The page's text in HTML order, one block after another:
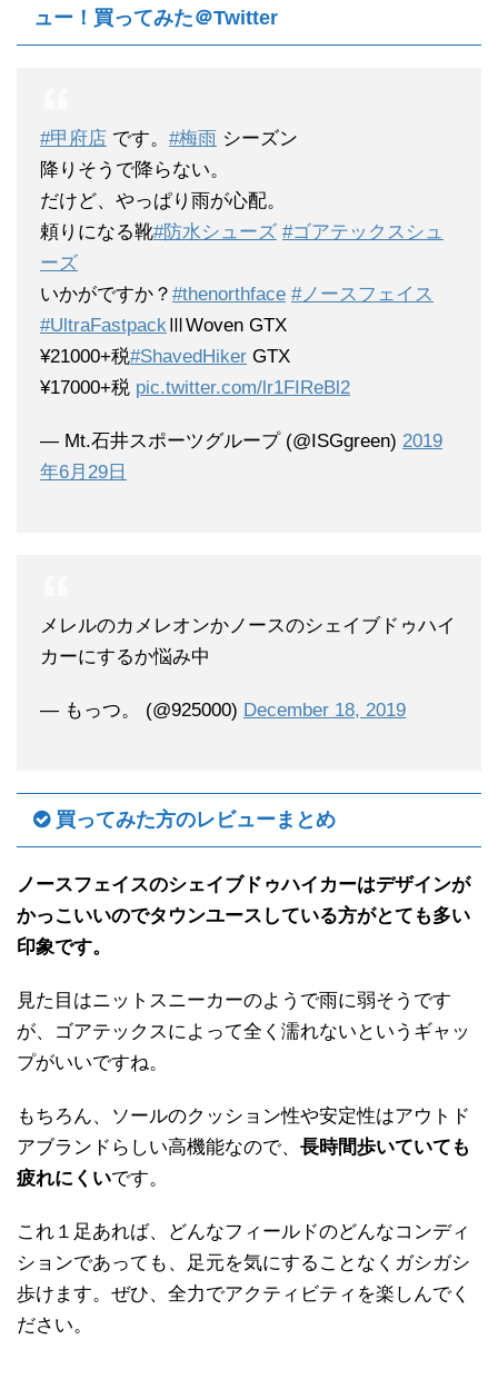
ュー！買ってみた＠Twitter
#甲府店 です。 #梅雨 シーズン
降りそうで降らない。
だけど、やっぱり雨が心配。
頼りになる靴#防水シューズ #ゴアテックスシュ
ーズ
いかがですか？ #thenorthface #ノースフェイス
#UltraFastpack ⅢWoven GTX
¥21000+税#ShavedHiker GTX
¥17000+税 pic.twitter.com/lr1FIReBl2
— Mt.石井スポーツグループ (@ISGgreen) 2019
年6月29日
メレルのカメレオンかノースのシェイブドゥハイ
カーにするか悩み中
— もっつ。 (@925000) December 18, 2019
買ってみた方のレビューまとめ
ノースフェイスのシェイブドゥハイカーはデザインが
かっこいいのでタウンユースしている方がとても多い
印象です。
見た目はニットスニーカーのようで雨に弱そうです
が、ゴアテックスによって全く濡れないというギャッ
プがいいですね。
もちろん、ソールのクッション性や安定性はアウトド
アブランドらしい高機能なので、 長時間歩いていても
疲れにくいです。
これ１足あれば、どんなフィールドのどんなコンディ
ションであっても、足元を気にすることなくガシガシ
歩けます。ぜひ、全力でアクティビティを楽しんでく
ださい。